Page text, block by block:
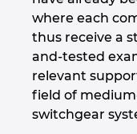
where each
thus receive a
and-tested
relevant
field of
switchgear
Slovenia
South Africa
South Korea